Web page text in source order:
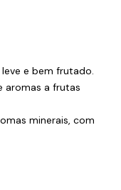
e bem frutado.
aromas a frutas
minerais, com